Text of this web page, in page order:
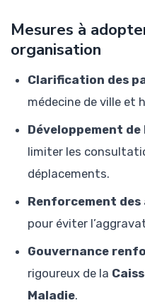
Mesures à
organisation
Clarification des
médecine de ville et
Développement
limiter les
déplacements.
Renforcement
pour éviter
Gouvernance
rigoureux de la
Maladie.